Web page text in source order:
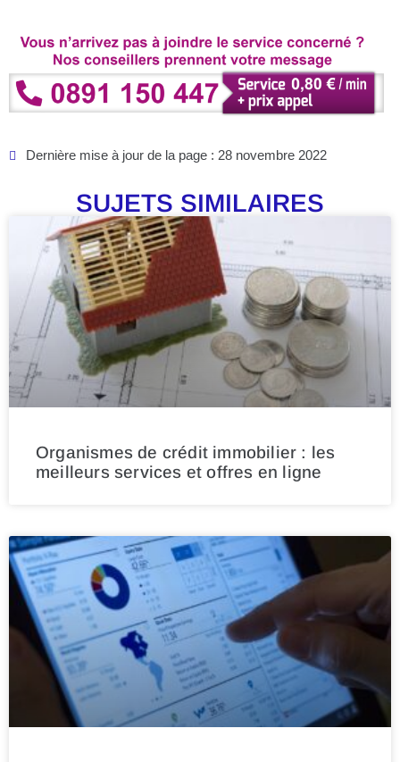
Dernière mise à jour de la page : 28 novembre 2022
SUJETS SIMILAIRES
Organismes de crédit immobilier : les
meilleurs services et offres en ligne